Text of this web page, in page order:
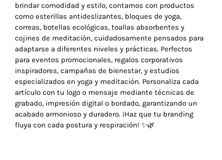
brindar comodidad y estilo, contamos con productos
como esterillas antideslizantes, bloques de yoga,
correas, botellas ecológicas, toallas absorbentes y
cojines de meditación, cuidadosamente pensados para
adaptarse a diferentes niveles y prácticas. Perfectos
para eventos promocionales, regalos corporativos
inspiradores, campañas de bienestar, y estudios
especializados en yoga y meditación. Personaliza cada
artículo con tu logo o mensaje mediante técnicas de
grabado, impresión digital o bordado, garantizando un
acabado armonioso y duradero. ¡Haz que tu branding
fluya con cada postura y respiración! ✨🌿